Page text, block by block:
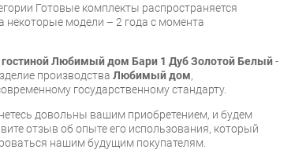
Готовые комплекты распространяется
некоторые модели – 2 года с момента
Любимый дом Бари 1 Дуб Золотой Белый-
производства Любимый дом,
государственному стандарту.
довольны вашим приобретением, и будем
отзыв об опыте его использования, который
нашим будущим покупателям.